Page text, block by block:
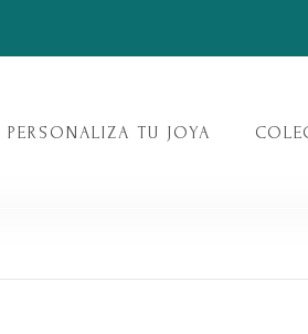
PERSONALIZA TU JOYA